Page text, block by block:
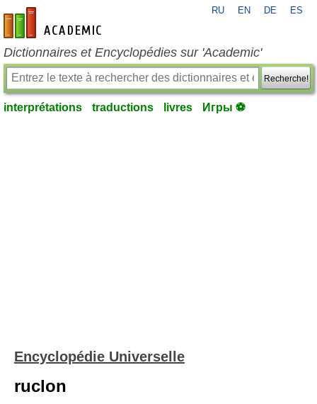
fr-academic.com
RU EN DE ES
Dictionnaires et Encyclopédies sur 'Academic'
Recherche!
interprétations traductions livres Игры ⚽
Encyclopédie Universelle
ruclon